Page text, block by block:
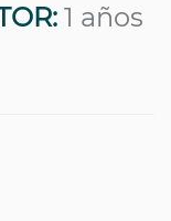
1 años